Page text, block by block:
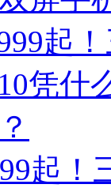
起！